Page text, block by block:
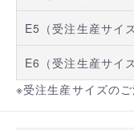
E5（受注生産サイズ
E6（受注生産サイズ
※受注生産サイズの